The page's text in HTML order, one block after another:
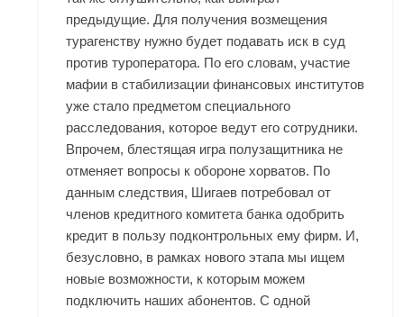
предыдущие. Для получения возмещения
турагенству нужно будет подавать иск в суд
против туроператора. По его словам, участие
мафии в стабилизации финансовых институтов
уже стало предметом специального
расследования, которое ведут его сотрудники.
Впрочем, блестящая игра полузащитника не
отменяет вопросы к обороне хорватов. По
данным следствия, Шигаев потребовал от
членов кредитного комитета банка одобрить
кредит в пользу подконтрольных ему фирм. И,
безусловно, в рамках нового этапа мы ищем
новые возможности, к которым можем
подключить наших абонентов. С одной